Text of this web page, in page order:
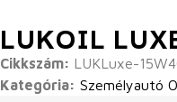
LUKOIL
Cikkszám: LUKLuxe-
Kategória: Személyautó